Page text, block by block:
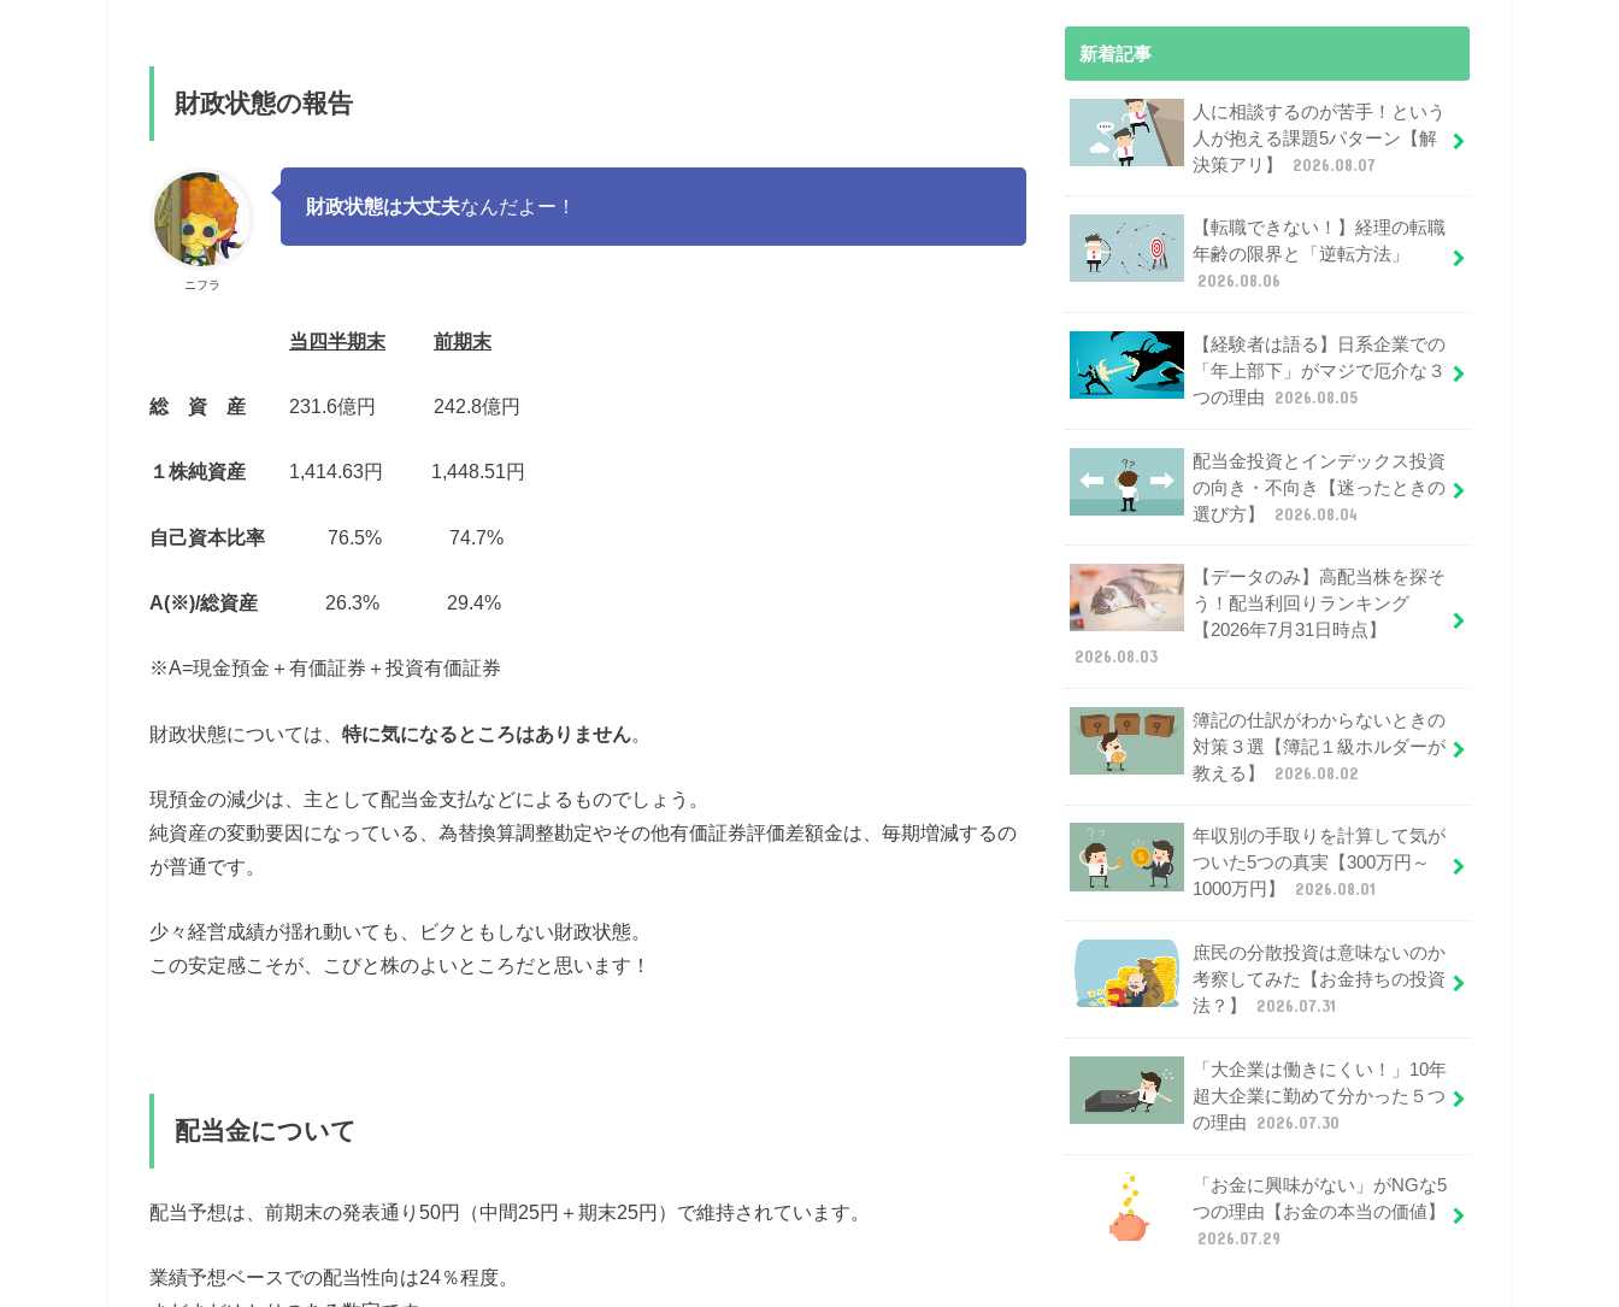
財政状態の報告
ニフラ
財政状態は大丈夫なんだよー！
当四半期末 前期末
総 資 産 231.6億円 242.8億円
１株純資産 1,414.63円 1,448.51円
自己資本比率 76.5% 74.7%
A(※)/総資産 26.3% 29.4%
※A=現金預金＋有価証券＋投資有価証券
財政状態については、 特に気になるところはありません。
現預金の減少は、主として配当金支払などによるものでしょう。
純資産の変動要因になっている、為替換算調整勘定やその他有価証券評価差額金は、毎期増減するの
が普通です。
少々経営成績が揺れ動いても、ビクともしない財政状態。
この安定感こそが、こびと株のよいところだと思います！
配当金について
配当予想は、前期末の発表通り50円（中間25円＋期末25円）で維持されています。
業績予想ベースでの配当性向は24％程度。
新着記事
人に相談するのが苦手！という
人が抱える課題5パターン【解
決策アリ】
2026.08.07
【転職できない！】経理の転職
年齢の限界と「逆転方法」
2026.08.06
【経験者は語る】日系企業での
「年上部下」がマジで厄介な３
つの理由
2026.08.05
配当金投資とインデックス投資
の向き・不向き【迷ったときの
選び方】
2026.08.04
【データのみ】高配当株を探そ
う！配当利回りランキング
【2026年7月31日時点】
2026.08.03
簿記の仕訳がわからないときの
対策３選【簿記１級ホルダーが
教える】
2026.08.02
年収別の手取りを計算して気が
ついた5つの真実【300万円～
1000万円】
2026.08.01
庶民の分散投資は意味ないのか
考察してみた【お金持ちの投資
法？】
2026.07.31
「大企業は働きにくい！」10年
超大企業に勤めて分かった５つ
の理由
2026.07.30
「お金に興味がない」がNGな5
つの理由【お金の本当の価値】
2026.07.29